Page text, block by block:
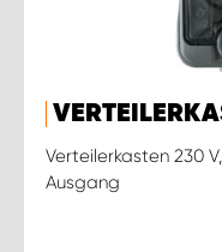
Verteilerkasten 230
Ausgang